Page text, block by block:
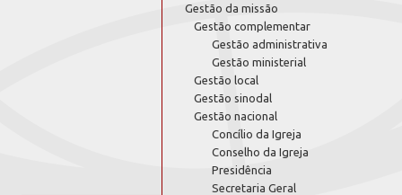
Gestão da missão
Gestão complementar
Gestão administrativa
Gestão ministerial
Gestão local
Gestão sinodal
Gestão nacional
Concílio da Igreja
Conselho da Igreja
Presidência
Secretaria Geral